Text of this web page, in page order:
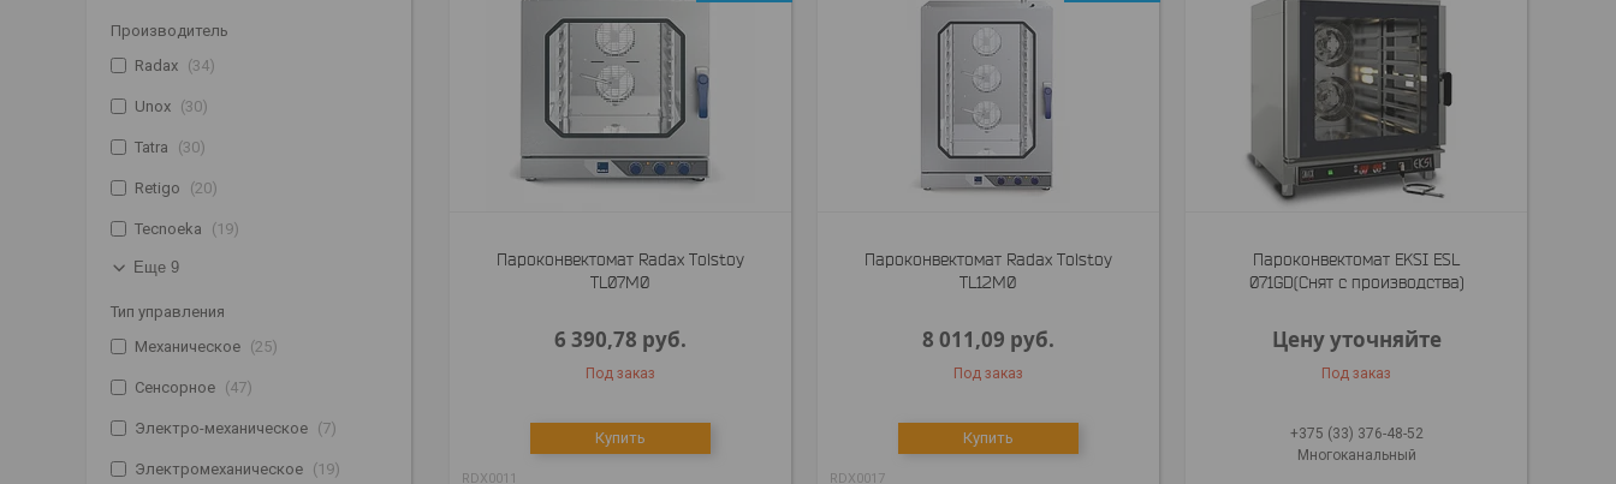
Пароконвектомат Radax Tolstoy
TL07M0
6 390,78 руб.
Под заказ
Купить
RDX0011
Пароконвектомат Radax Tolstoy
TL12M0
8 011,09 руб.
Под заказ
Купить
RDX0017
Пароконвектомат EKSI ESL
071GD(Снят с производства)
Цену уточняйте
Под заказ
+375 (33) 376-48-52
Многоканальный
Производитель
Radax
34
Unox 30
Tatra 30
Retigo 20
Tecnoeka 19
Еще 9
Тип управления
Механическое
25
Сенсорное 47
Электро-механическое 7
Электромеханическое 19